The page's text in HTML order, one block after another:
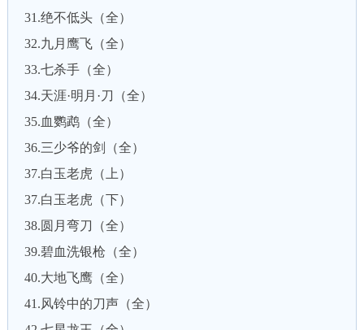
31.绝不低头（全）
32.九月鹰飞（全）
33.七杀手（全）
34.天涯·明月·刀（全）
35.血鹦鹉（全）
36.三少爷的剑（全）
37.白玉老虎（上）
37.白玉老虎（下）
38.圆月弯刀（全）
39.碧血洗银枪（全）
40.大地飞鹰（全）
41.风铃中的刀声（全）